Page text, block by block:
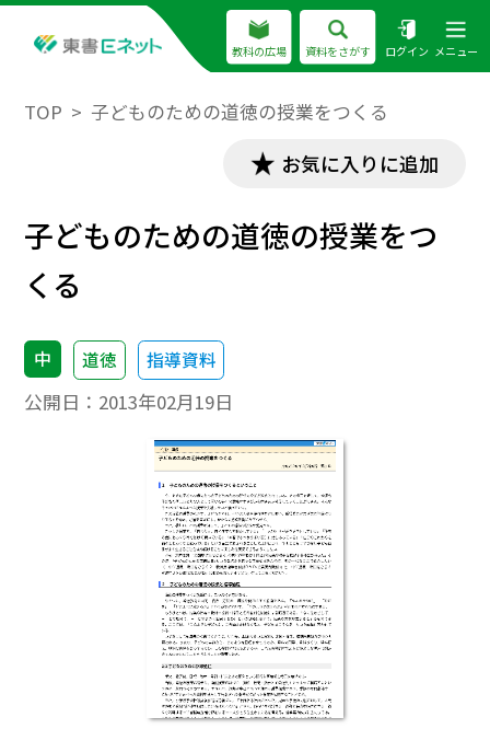
教科の広場 資料をさがす ログイン メニュー
TOP 子どものための道徳の授業をつくる
お気に入りに追加
子どものための道徳の授業をつ
くる
中 道徳 指導資料
公開日： 2013年02月19日